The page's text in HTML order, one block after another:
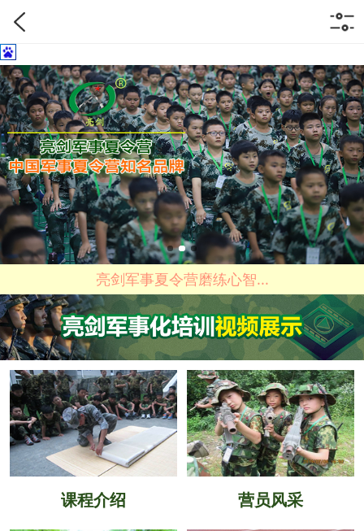
亮剑军事夏令营磨练心智...
课程介绍 营员风采